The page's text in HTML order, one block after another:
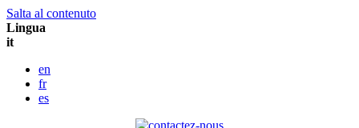
Salta al contenuto
Lingua
it
en
fr
es